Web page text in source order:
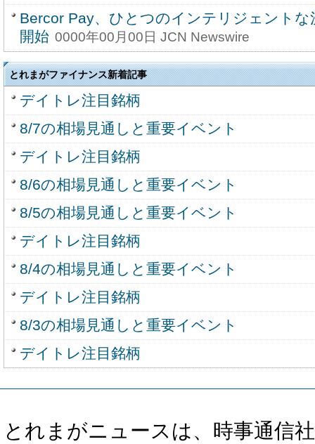
Bercor Pay、ひとつのインテリジェントな
開始 0000年00月00日 JCN Newswire
とれまがファイナンス新着記事
デイトレ注目銘柄
8/7の相場見通しと重要イベント
デイトレ注目銘柄
8/6の相場見通しと重要イベント
8/5の相場見通しと重要イベント
デイトレ注目銘柄
8/4の相場見通しと重要イベント
デイトレ注目銘柄
8/3の相場見通しと重要イベント
デイトレ注目銘柄
とれまがニュースは、時事通信